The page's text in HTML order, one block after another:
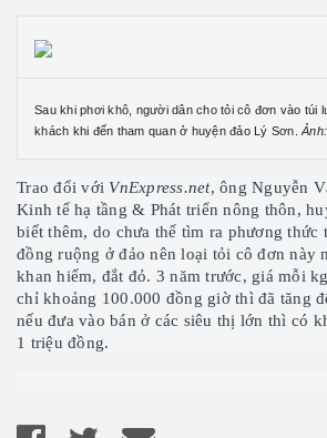
Sau khi phơi khô, người dân cho tỏi cô đơn vào túi
khách khi đến tham quan ở huyện đảo Lý Sơn.
Trao đổi với VnExpress.net, ông Nguyễn
Kinh tế hạ tầng & Phát triển nông thôn,
biết thêm, do chưa thể tìm ra phương thức
đồng ruộng ở đảo nên loại tỏi cô đơn này
khan hiếm, đắt đỏ. 3 năm trước, giá mỗi
chỉ khoảng 100.000 đồng giờ thì đã tăng
nếu đưa vào bán ở các siêu thị lớn thì có
1 triệu đồng.